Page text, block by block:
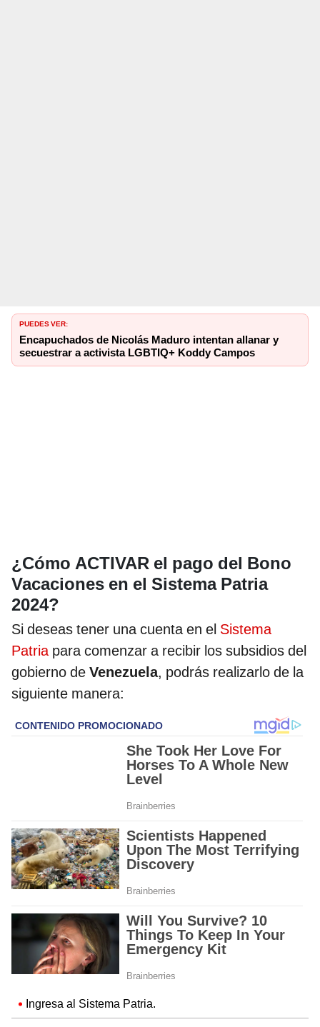
PUEDES VER:
Encapuchados de Nicolás Maduro intentan allanar y
secuestrar a activista LGBTIQ+ Koddy Campos
¿Cómo ACTIVAR el pago del Bono
Vacaciones en el Sistema Patria
2024?
Si deseas tener una cuenta en el Sistema
Patria para comenzar a recibir los subsidios del
gobierno de Venezuela, podrás realizarlo de la
siguiente manera:
Ingresa al Sistema Patria.